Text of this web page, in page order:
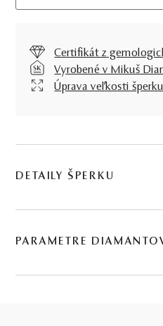
Certifikát z
Vyrobené v Mikuš
Úprava veľkosti
DETAILY ŠPERKU
prírodné materiály: biele
PARAMETRE